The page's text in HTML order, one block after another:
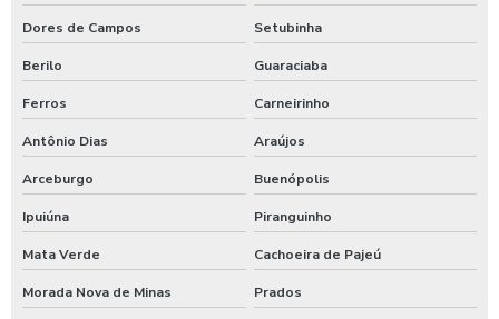
Dores de Campos Setubinha
Berilo Guaraciaba
Ferros Carneirinho
Antônio Dias Araújos
Arceburgo Buenópolis
Ipuiúna Piranguinho
Mata Verde Cachoeira de Pajeú
Morada Nova de Minas Prados